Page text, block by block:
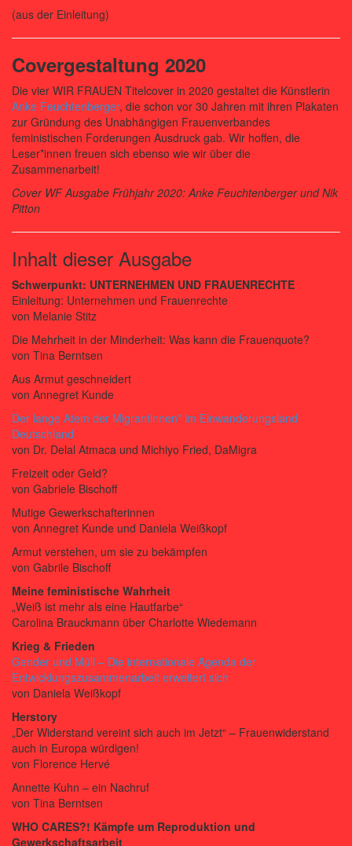
(aus der Einleitung)
Covergestaltung 2020
Die vier WIR FRAUEN Titelcover in 2020 gestaltet die Künstlerin
Anke Feuchtenberger, die schon vor 30 Jahren mit ihren Plakaten
zur Gründung des Unabhängigen Frauenverbandes
feministischen Forderungen Ausdruck gab. Wir hoffen, die
Leser*innen freuen sich ebenso wie wir über die
Zusammenarbeit!
Cover WF Ausgabe Frühjahr 2020: Anke Feuchtenberger und Nik
Pitton
Inhalt dieser Ausgabe
Schwerpunkt: UNTERNEHMEN UND FRAUENRECHTE
Einleitung: Unternehmen und Frauenrechte
von Melanie Stitz
Die Mehrheit in der Minderheit: Was kann die Frauenquote?
von Tina Berntsen
Aus Armut geschneidert
von Annegret Kunde
Der lange Atem der Migrantinnen* im Einwanderungsland
Deutschland
von Dr. Delal Atmaca und Michiyo Fried, DaMigra
Freizeit oder Geld?
von Gabriele Bischoff
Mutige Gewerkschafterinnen
von Annegret Kunde und Daniela Weißkopf
Armut verstehen, um sie zu bekämpfen
von Gabrile Bischoff
Meine feministische Wahrheit
„Weiß ist mehr als eine Hautfarbe“
Carolina Brauckmann über Charlotte Wiedemann
Krieg & Frieden
Gender und Müll – Die internationale Agenda der
Entwicklungszusammenarbeit erweitert sich
von Daniela Weißkopf
Herstory
„Der Widerstand vereint sich auch im Jetzt“ – Frauenwiderstand
auch in Europa würdigen!
von Florence Hervé
Annette Kuhn – ein Nachruf
von Tina Berntsen
WHO CARES?! Kämpfe um Reproduktion und
Gewerkschaftsarbeit